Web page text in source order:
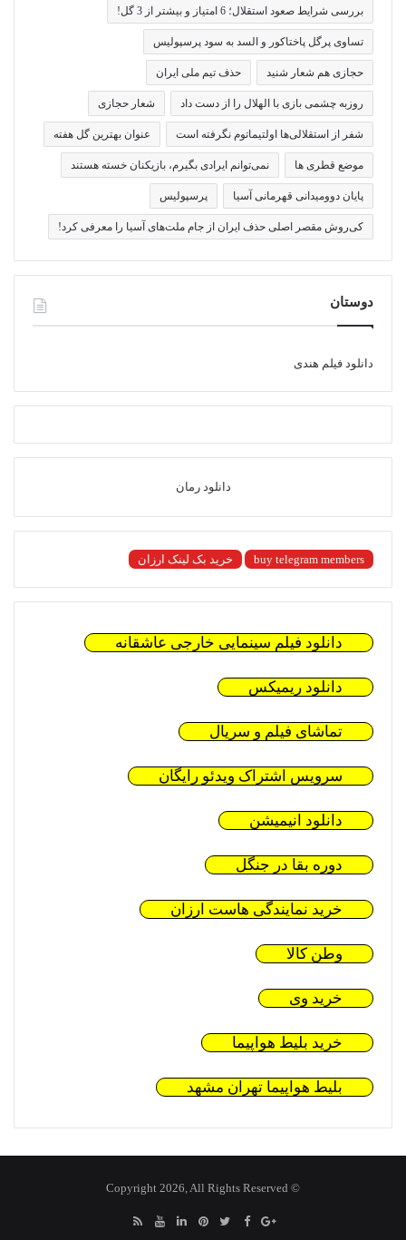
بررسی شرایط صعود استقلال؛ 6 امتیاز و بیشتر از 3 گل!
تساوی پرگل پاختاکور و السد به سود پرسپولیس
حجازی هم شعار شنید حذف تیم ملی ایران
روزبه چشمی بازی با الهلال را از دست داد شعار حجازی
شفر از استقلالی‌ها اولتیماتوم نگرفته است عنوان بهترین گل هفته
موضع قطری ها نمی‌توانم ایرادی بگیرم، بازیکنان خسته هستند
پایان دوومیدانی قهرمانی آسیا پرسپولیس
کی‌روش مقصر اصلی حذف ایران از جام ملت‌های آسیا را معرفی کرد!
دوستان
دانلود فیلم هندی
دانلود رمان
buy telegram members خرید بک لینک ارزان
دانلود فیلم سینمایی خارجی عاشقانه
دانلود ریمیکس
تماشای فیلم و سریال
سرویس اشتراک ویدئو رایگان
دانلود انیمیشن
دوره بقا در جنگل
خرید نمایندگی هاست ارزان
وطن کالا
خرید وی
خرید بلیط هواپیما
بلیط هواپیما تهران مشهد
© Copyright 2026, All Rights Reserved